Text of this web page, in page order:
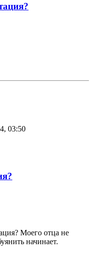
03:50
Моего отца не
начинает.